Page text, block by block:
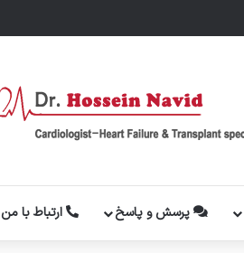
پرسش و پاسخ ارتباط با من